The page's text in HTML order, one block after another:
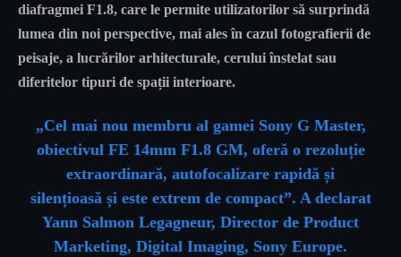
diafragmei F1.8, care le permite utilizatorilor să surprindă
lumea din noi perspective, mai ales în cazul fotografierii de
peisaje, a lucrărilor arhitecturale, cerului înstelat sau
diferitelor tipuri de spații interioare.
„Cel mai nou membru al gamei Sony G Master,
obiectivul FE 14mm F1.8 GM, oferă o rezoluție
extraordinară, autofocalizare rapidă și
silențioasă și este extrem de compact”. A declarat
Yann Salmon Legagneur, Director de Product
Marketing, Digital Imaging, Sony Europe.